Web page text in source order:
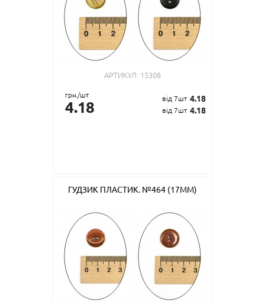
АРТИКУЛ: 15308
грн./шт
4.18 від 7шт 4.18
від 7шт 4.18
ГУДЗИК ПЛАСТИК. №464 (17ММ)